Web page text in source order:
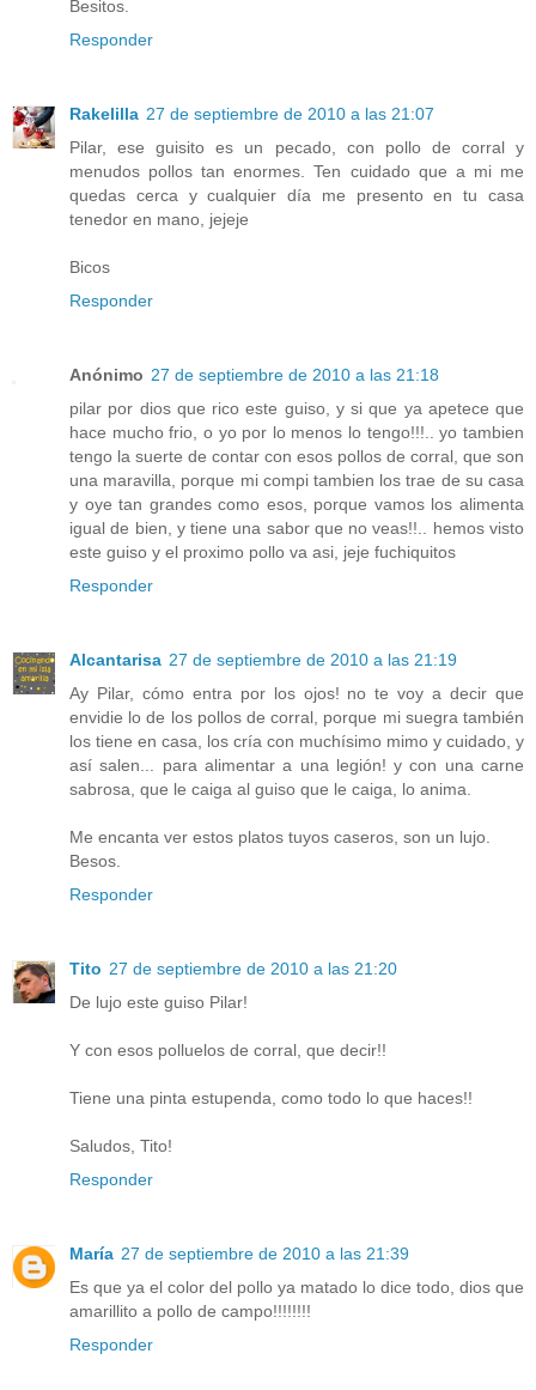
Besitos.
Responder
Rakelilla 27 de septiembre de 2010 a las 21:07
Pilar, ese guisito es un pecado, con pollo de corral y
menudos pollos tan enormes. Ten cuidado que a mi me
quedas cerca y cualquier día me presento en tu casa
tenedor en mano, jejeje
Bicos
Responder
Anónimo 27 de septiembre de 2010 a las 21:18
pilar por dios que rico este guiso, y si que ya apetece que
hace mucho frio, o yo por lo menos lo tengo!!!.. yo tambien
tengo la suerte de contar con esos pollos de corral, que son
una maravilla, porque mi compi tambien los trae de su casa
y oye tan grandes como esos, porque vamos los alimenta
igual de bien, y tiene una sabor que no veas!!.. hemos visto
este guiso y el proximo pollo va asi, jeje fuchiquitos
Responder
Alcantarisa 27 de septiembre de 2010 a las 21:19
Ay Pilar, cómo entra por los ojos! no te voy a decir que
envidie lo de los pollos de corral, porque mi suegra también
los tiene en casa, los cría con muchísimo mimo y cuidado, y
así salen... para alimentar a una legión! y con una carne
sabrosa, que le caiga al guiso que le caiga, lo anima.
Me encanta ver estos platos tuyos caseros, son un lujo.
Besos.
Responder
Tito 27 de septiembre de 2010 a las 21:20
De lujo este guiso Pilar!
Y con esos polluelos de corral, que decir!!
Tiene una pinta estupenda, como todo lo que haces!!
Saludos, Tito!
Responder
María 27 de septiembre de 2010 a las 21:39
Es que ya el color del pollo ya matado lo dice todo, dios que
amarillito a pollo de campo!!!!!!!!
Responder